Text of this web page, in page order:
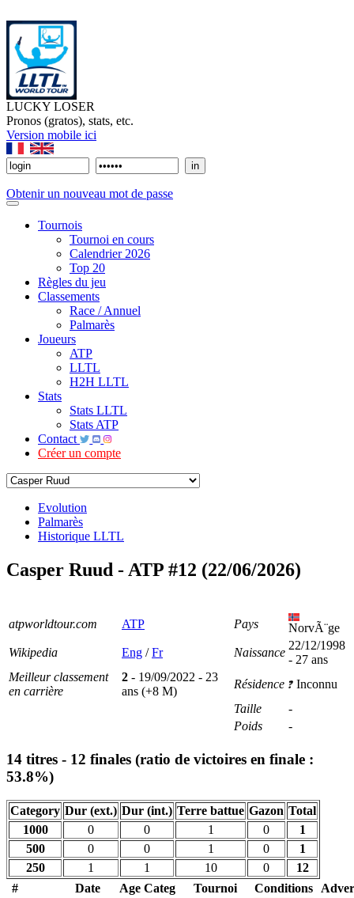
LUCKY LOSER
Pronos (gratos), stats, etc.
Version mobile ici
Obtenir un nouveau mot de passe
Tournois
Tournoi en cours
Calendrier 2026
Top 20
Règles du jeu
Classements
Race / Annuel
Palmarès
Joueurs
ATP
LLTL
H2H LLTL
Stats
Stats LLTL
Stats ATP
Contact
Créer un compte
Evolution
Palmarès
Historique LLTL
Casper Ruud - ATP #12 (22/06/2026)
atpworldtour.com ATP Pays
NorvÃ¨ge
Wikipedia
Eng /Fr Naissance
22/12/1998
- 27 ans
Meilleur classement
en carrière
2 - 19/09/2022 - 23
ans (+8 M)
Résidence
Inconnu
Taille
-
Poids
-
14 titres - 12 finales (ratio de victoires en finale :
53.8%)
Category Dur (ext.) Dur (int.) Terre battue Gazon Total
1000
0 0 1 0
1
500
0 0 1 0
1
250
1 1 10 0
12
#
Date Age Categ Tournoi Conditions